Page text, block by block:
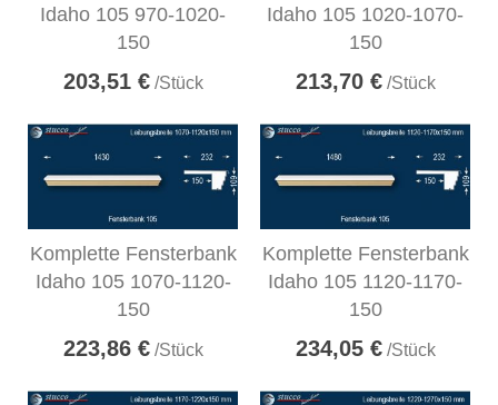
Idaho 105 970-1020-
150
203,51 €/Stück
Idaho 105 1020-1070-
150
213,70 €/Stück
Komplette Fensterbank
Idaho 105 1070-1120-
150
223,86 €/Stück
Komplette Fensterbank
Idaho 105 1120-1170-
150
234,05 €/Stück